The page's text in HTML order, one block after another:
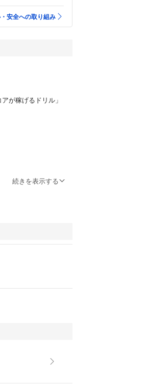
安全への取り組み
が稼げるドリル」
れは見当たらず、コ
を求める方・神経質
続きを表示する